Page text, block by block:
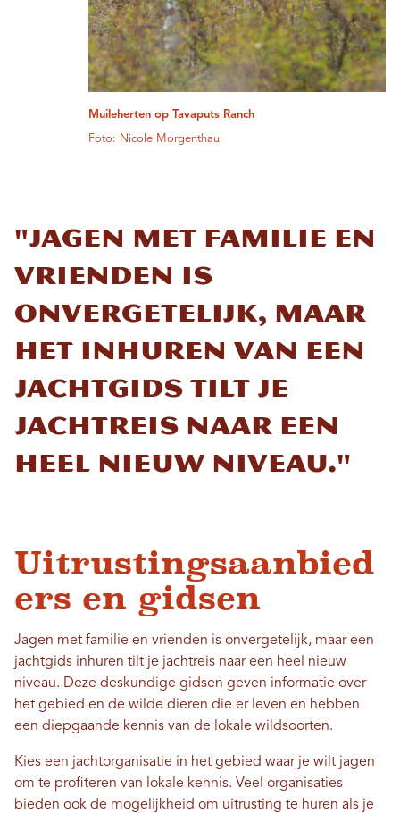
Muileherten op Tavaputs Ranch
Foto: Nicole Morgenthau
"Jagen met familie en
vrienden is
onvergetelijk, maar
het inhuren van een
jachtgids tilt je
jachtreis naar een
heel nieuw niveau."
Uitrustingsaanbied
ers en gidsen
Jagen met familie en vrienden is onvergetelijk, maar een
jachtgids inhuren tilt je jachtreis naar een heel nieuw
niveau. Deze deskundige gidsen geven informatie over
het gebied en de wilde dieren die er leven en hebben
een diepgaande kennis van de lokale wildsoorten.
Kies een jachtorganisatie in het gebied waar je wilt jagen
om te profiteren van lokale kennis. Veel organisaties
bieden ook de mogelijkheid om uitrusting te huren als je